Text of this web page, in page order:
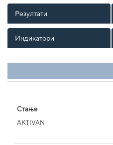
Резултати
Индикатори
Стање
AKTIVAN